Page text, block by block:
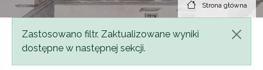
Strona główna
Komunikat
Zastosowano filtr. Zaktualizowane wyniki
dostępne w następnej sekcji.